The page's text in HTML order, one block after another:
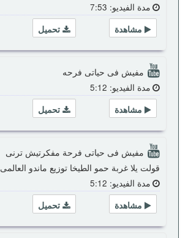
مدة الفيديو: 7:53
تحميل
مشاهدة
مفيش فى حياتى فرحه
مدة الفيديو: 5:12
تحميل
مشاهدة
مفيش فى حياتى فرحة مفكرتيش ترنى
قولت يلا غربة حمو الطيخا توزيع ماندو العالمى
مدة الفيديو: 5:12
تحميل
مشاهدة